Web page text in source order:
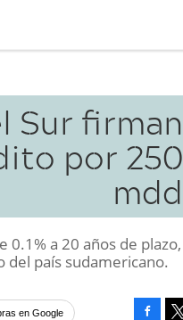
Sur firman
por 250
mdd
0.1% a 20 años de plazo,
del país sudamericano.
en Google